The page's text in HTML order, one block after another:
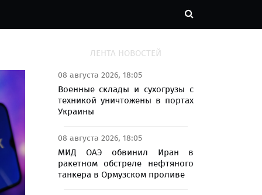
ЛЕНТА НОВОСТЕЙ
08 августа 2026, 18:05
Военные склады и сухогрузы с
техникой уничтожены в портах
Украины
08 августа 2026, 18:05
МИД ОАЭ обвинил Иран в
ракетном обстреле нефтяного
танкера в Ормузском проливе